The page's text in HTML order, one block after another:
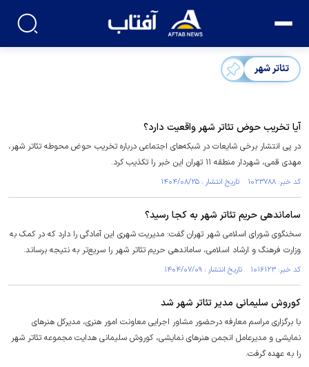
تئاتر شهر
آیا تخریب حوض تئاتر شهر واقعیت دارد؟
در پی انتشار برخی شایعات در شبکه‌های اجتماعی درباره تخریب حوض محوطه تئاتر شهر،
مهدی قمی، شهردار منطقه ۱۱ تهران این خبر را تکذیب کرد.
کد خبر: ۱۰۲۳۷۸۸ تاریخ انتشار : ۱۴۰۴/۰۸/۲۵
ساماندهی حریم تئاتر شهر به کجا رسید؟
سخنگوی شورای اسلامی شهر تهران گفت: مدیریت شهری این آمادگی را دارد که در کمک به
وزارت فرهنگ و ارشاد اسلامی، ساماندهی حریم تئاتر شهر را سریع‌تر به نتیجه برساند.
کد خبر: ۱۰۱۶۱۲۳ تاریخ انتشار : ۱۴۰۴/۰۷/۰۹
کوروش سلیمانی مدیر تئاتر شهر شد
با برگزاری مراسم معارفه درحضور مشاور اجرایی معاونت امور هنری، مدیرکل هنرهای
نمایشی و مدیرعامل انجمن هنرهای نمایشی، کوروش سلیمانی هدایت مجموعه تئاتر شهر
را به عهده گرفت.